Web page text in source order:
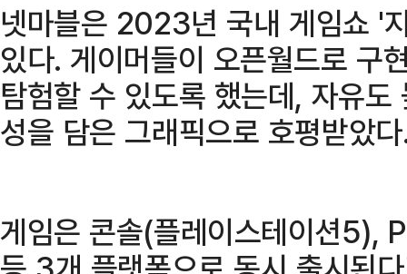
넷마블은 2023년 국내 게임쇼 '
있다. 게이머들이 오픈월드로 구
탐험할 수 있도록 했는데, 자유
성을 담은 그래픽으로 호평받았
게임은 콘솔(플레이스테이션5),